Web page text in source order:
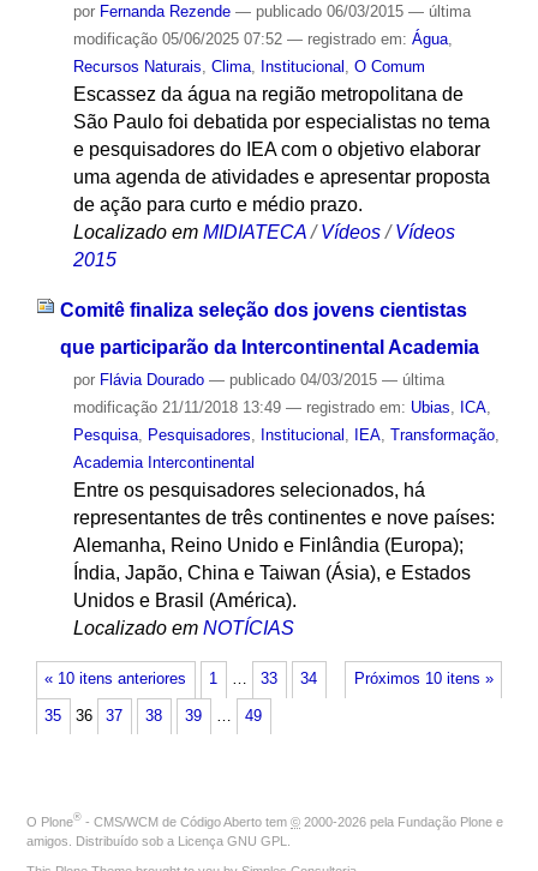
por Fernanda Rezende — publicado06/03/2015 — última
modificação05/06/2025 07:52 — registrado em: Água,
Recursos Naturais Clima, Institucional O Comum
Escassez da água na região metropolitana de
São Paulo foi debatida por especialistas no tema
e pesquisadores do IEA com o objetivo elaborar
uma agenda de atividades e apresentar proposta
de ação para curto e médio prazo.
Localizado em MIDIATECA /Vídeos /Vídeos
2015
Comitê finaliza seleção dos jovens cientistas
que participarão da Intercontinental Academia
por Flávia Dourado — publicado04/03/2015 — última
modificação21/11/2018 13:49 — registrado em: Ubias, ICA,
Pesquisa, Pesquisadores, Institucional , IEA, Transformação,
Academia Intercontinental
Entre os pesquisadores selecionados, há
representantes de três continentes e nove países:
Alemanha, Reino Unido e Finlândia (Europa);
Índia, Japão, China e Taiwan (Ásia), e Estados
Unidos e Brasil (América).
Localizado em NOTÍCIAS
« 10 itens anteriores Próximos 10 itens »
1 … 33 34
35 36 37 38 39 … 49
O Plone® - CMS/WCM de Código Aberto tem © 2000-2026 pela Fundação Plone e
amigos. Distribuído sob a Licença GNU GPL